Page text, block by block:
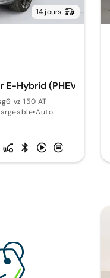
14 jours
Hybrid (PHEV)
vz 150 AT
•Auto.